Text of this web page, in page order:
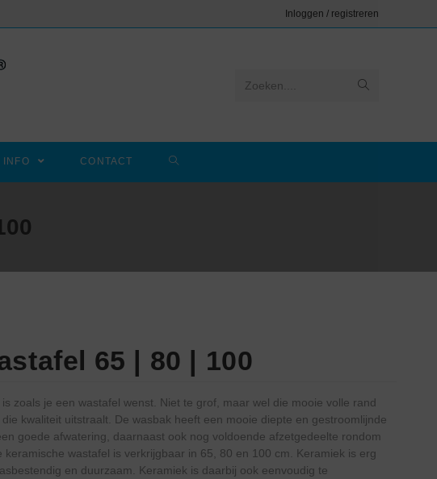
Inloggen / registreren
Zoeken....
INFO CONTACT
65 | 80 | 100
zoals je een wastafel wenst. Niet te grof, maar wel die mooie volle rand
kwaliteit uitstraalt. De wasbak heeft een mooie diepte en gestroomlijnde
goede afwatering, daarnaast ook nog voldoende afzetgedeelte rondom
keramische wastafel is verkrijgbaar in 65, 80 en 100 cm. Keramiek is erg
en duurzaam. Keramiek is daarbij ook eenvoudig te